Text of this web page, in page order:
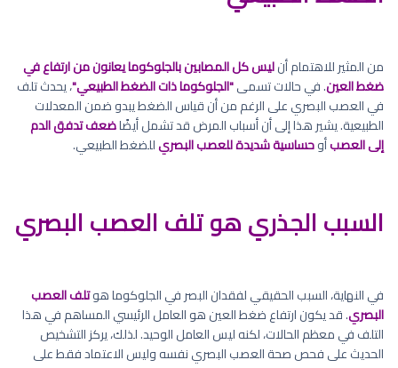
من المثير للاهتمام أنليس كل المصابين بالجلوكوما يعانون من ارتفاع في
ضغط العين. في حالات تسمى"الجلوكوما ذات الضغط الطبيعي"، يحدث تلف
في العصب البصري على الرغم من أن قياس الضغط يبدو ضمن المعدلات
الطبيعية. يشير هذا إلى أن أسباب المرض قد تشمل أيضًاضعف تدفق الدم
إلى العصبأوحساسية شديدة للعصب البصريللضغط الطبيعي.
السبب الجذري هو تلف العصب البصري
في النهاية، السبب الحقيقي لفقدان البصر في الجلوكوما هوتلف العصب
البصري. قد يكون ارتفاع ضغط العين هو العامل الرئيسي المساهم في هذا
التلف في معظم الحالات، لكنه ليس العامل الوحيد. لذلك، يركز التشخيص
الحديث على فحص صحة العصب البصري نفسه وليس الاعتماد فقط على